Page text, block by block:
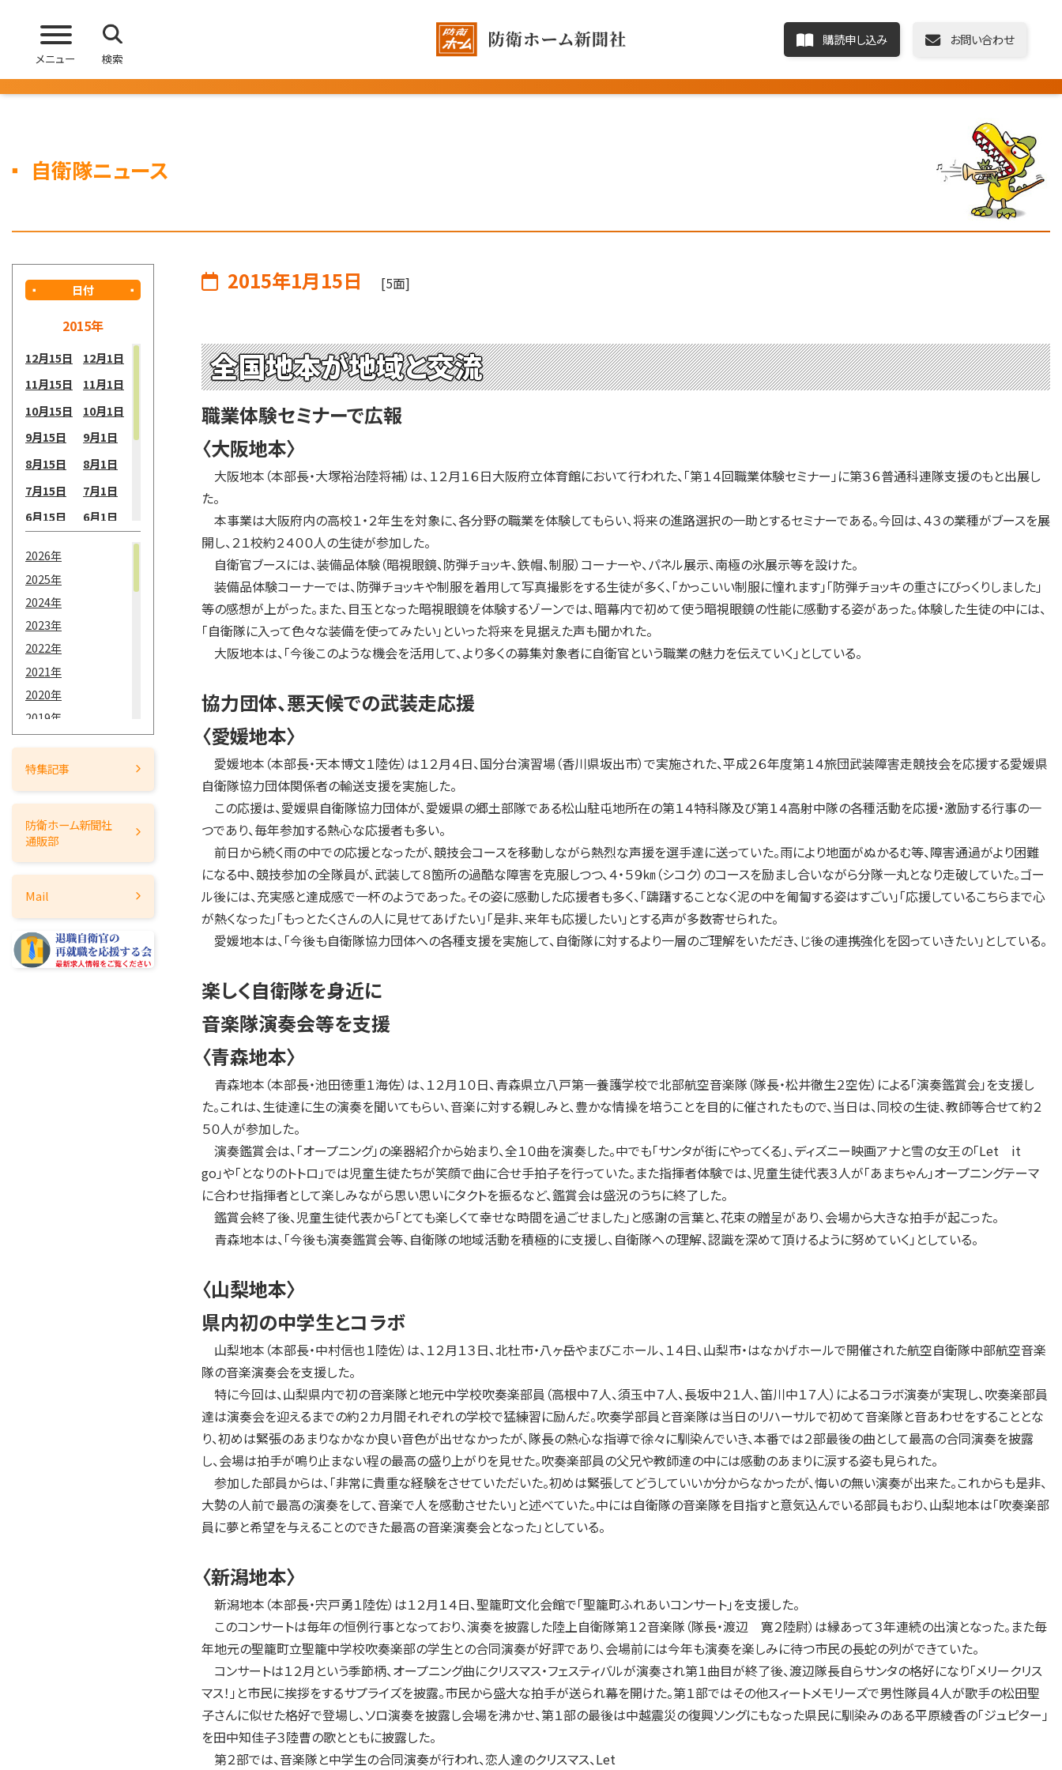
メニュー 検索
購読申し込み お問い合わせ
自衛隊ニュース
日付
2015年
12月15日
12月1日
11月15日
11月1日
10月15日
10月1日
9月15日
9月1日
8月15日
8月1日
7月15日
7月1日
6月15日
6月1日
3月15日
2月15日
1月15日
2026年
2025年
2024年
2023年
2022年
2021年
2020年
2019年
2018年
2017年
2014年
2012年
2011年
2009年
2008年
特集記事
防衛ホーム新聞社
通販部
Mail
2015年1月15日 [5面]
全国地本が地域と交流
職業体験セミナーで広報
〈大阪地本〉
大阪地本（本部長・大塚裕治陸将補）は、１２月１６日大阪府立体育館において行われた、「第１４回職業体験セミナー」に第３６普通科連隊支援のもと出展し
た。
本事業は大阪府内の高校１・２年生を対象に、各分野の職業を体験してもらい、将来の進路選択の一助とするセミナーである。今回は、４３の業種がブースを展
開し、２１校約２４００人の生徒が参加した。
自衛官ブースには、装備品体験（暗視眼鏡、防弾チョッキ、鉄帽、制服）コーナーや、パネル展示、南極の氷展示等を設けた。
装備品体験コーナーでは、防弾チョッキや制服を着用して写真撮影をする生徒が多く、「かっこいい制服に憧れます」「防弾チョッキの重さにびっくりしました」
等の感想が上がった。また、目玉となった暗視眼鏡を体験するゾーンでは、暗幕内で初めて使う暗視眼鏡の性能に感動する姿があった。体験した生徒の中には、
「自衛隊に入って色々な装備を使ってみたい」といった将来を見据えた声も聞かれた。
大阪地本は、「今後このような機会を活用して、より多くの募集対象者に自衛官という職業の魅力を伝えていく」としている。
協力団体、悪天候での武装走応援
〈愛媛地本〉
愛媛地本（本部長・天本博文１陸佐）は１２月４日、国分台演習場（香川県坂出市）で実施された、平成２６年度第１４旅団武装障害走競技会を応援する愛媛県
自衛隊協力団体関係者の輸送支援を実施した。
この応援は、愛媛県自衛隊協力団体が、愛媛県の郷土部隊である松山駐屯地所在の第１４特科隊及び第１４高射中隊の各種活動を応援・激励する行事の一
つであり、毎年参加する熱心な応援者も多い。
前日から続く雨の中での応援となったが、競技会コースを移動しながら熱烈な声援を選手達に送っていた。雨により地面がぬかるむ等、障害通過がより困難
になる中、競技参加の全隊員が、武装して８箇所の過酷な障害を克服しつつ、４・５９㎞（シコク）のコースを励まし合いながら分隊一丸となり走破していた。ゴー
ル後には、充実感と達成感で一杯のようであった。その姿に感動した応援者も多く、「躊躇することなく泥の中を匍匐する姿はすごい」「応援しているこちらまで心
が熱くなった」「もっとたくさんの人に見せてあげたい」「是非、来年も応援したい」とする声が多数寄せられた。
愛媛地本は、「今後も自衛隊協力団体への各種支援を実施して、自衛隊に対するより一層のご理解をいただき、じ後の連携強化を図っていきたい」としている。
楽しく自衛隊を身近に
音楽隊演奏会等を支援
〈青森地本〉
青森地本（本部長・池田徳重１海佐）は、１２月１０日、青森県立八戸第一養護学校で北部航空音楽隊（隊長・松井徹生２空佐）による「演奏鑑賞会」を支援し
た。これは、生徒達に生の演奏を聞いてもらい、音楽に対する親しみと、豊かな情操を培うことを目的に催されたもので、当日は、同校の生徒、教師等合せて約２
５０人が参加した。
演奏鑑賞会は、「オープニング」の楽器紹介から始まり、全１０曲を演奏した。中でも「サンタが街にやってくる」、ディズニー映画アナと雪の女王の「Let it
go」や「となりのトトロ」では児童生徒たちが笑顔で曲に合せ手拍子を行っていた。また指揮者体験では、児童生徒代表３人が「あまちゃん」オープニングテーマ
に合わせ指揮者として楽しみながら思い思いにタクトを振るなど、鑑賞会は盛況のうちに終了した。
鑑賞会終了後、児童生徒代表から「とても楽しくて幸せな時間を過ごせました」と感謝の言葉と、花束の贈呈があり、会場から大きな拍手が起こった。
青森地本は、「今後も演奏鑑賞会等、自衛隊の地域活動を積極的に支援し、自衛隊への理解、認識を深めて頂けるように努めていく」としている。
〈山梨地本〉
県内初の中学生とコラボ
山梨地本（本部長・中村信也１陸佐）は、１２月１３日、北杜市・八ヶ岳やまびこホール、１４日、山梨市・はなかげホールで開催された航空自衛隊中部航空音楽
隊の音楽演奏会を支援した。
特に今回は、山梨県内で初の音楽隊と地元中学校吹奏楽部員（高根中７人、須玉中７人、長坂中２１人、笛川中１７人）によるコラボ演奏が実現し、吹奏楽部員
達は演奏会を迎えるまでの約２カ月間それぞれの学校で猛練習に励んだ。吹奏学部員と音楽隊は当日のリハーサルで初めて音楽隊と音あわせをすることとな
り、初めは緊張のあまりなかなか良い音色が出せなかったが、隊長の熱心な指導で徐々に馴染んでいき、本番では２部最後の曲として最高の合同演奏を披露
し、会場は拍手が鳴り止まない程の最高の盛り上がりを見せた。吹奏楽部員の父兄や教師達の中には感動のあまりに涙する姿も見られた。
参加した部員からは、「非常に貴重な経験をさせていただいた。初めは緊張してどうしていいか分からなかったが、悔いの無い演奏が出来た。これからも是非、
大勢の人前で最高の演奏をして、音楽で人を感動させたい」と述べていた。中には自衛隊の音楽隊を目指すと意気込んでいる部員もおり、山梨地本は「吹奏楽部
員に夢と希望を与えることのできた最高の音楽演奏会となった」としている。
〈新潟地本〉
新潟地本（本部長・宍戸勇１陸佐）は１２月１４日、聖籠町文化会館で「聖籠町ふれあいコンサート」を支援した。
このコンサートは毎年の恒例行事となっており、演奏を披露した陸上自衛隊第１２音楽隊（隊長・渡辺 寛２陸尉）は縁あって３年連続の出演となった。また毎
年地元の聖籠町立聖籠中学校吹奏楽部の学生との合同演奏が好評であり、会場前には今年も演奏を楽しみに待つ市民の長蛇の列ができていた。
コンサートは１２月という季節柄、オープニング曲にクリスマス・フェスティバルが演奏され第１曲目が終了後、渡辺隊長自らサンタの格好になり「メリークリス
マス！」と市民に挨拶をするサプライズを披露。市民から盛大な拍手が送られ幕を開けた。第１部ではその他スィートメモリーズで男性隊員４人が歌手の松田聖
子さんに似せた格好で登場し、ソロ演奏を披露し会場を沸かせ、第１部の最後は中越震災の復興ソングにもなった県民に馴染みのある平原綾香の「ジュピター」
を田中知佳子３陸曹の歌とともに披露した。
第２部では、音楽隊と中学生の合同演奏が行われ、恋人達のクリスマス、Let